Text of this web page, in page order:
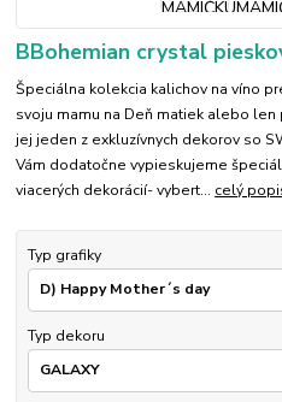
BBohemian crystal
Špeciálna kolekcia kalichov na víno
svoju mamu na Deň matiek alebo
jej jeden z exkluzívnych dekorov so
Vám dodatočne vypieskujeme
viacerých dekorácií- vybert... celý
Typ grafiky
Typ dekoru